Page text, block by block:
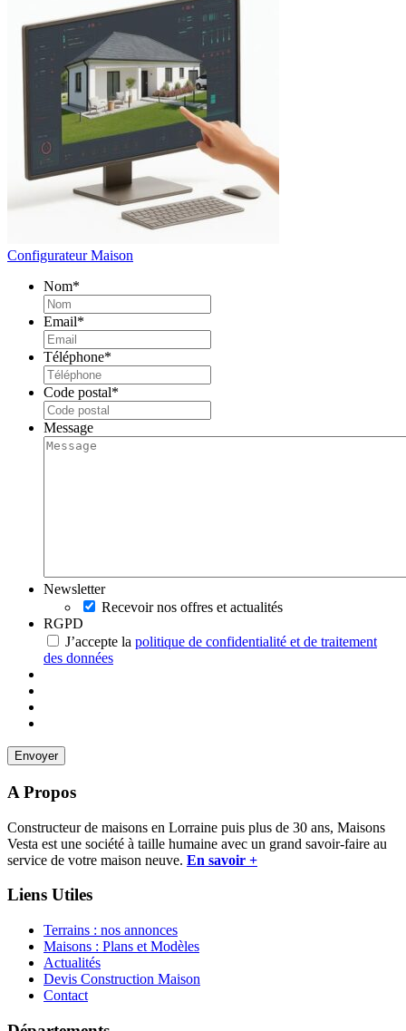
Configurateur Maison
Nom*
Email*
Téléphone*
Code postal*
Message
Newsletter
Recevoir nos offres et actualités
RGPD
J’accepte la politique de confidentialité et de traitement
des données
A Propos
Constructeur de maisons en Lorraine puis plus de 30 ans, Maisons
Vesta est une société à taille humaine avec un grand savoir-faire au
service de votre maison neuve. En savoir +
Liens Utiles
Terrains : nos annonces
Maisons : Plans et Modèles
Actualités
Devis Construction Maison
Contact